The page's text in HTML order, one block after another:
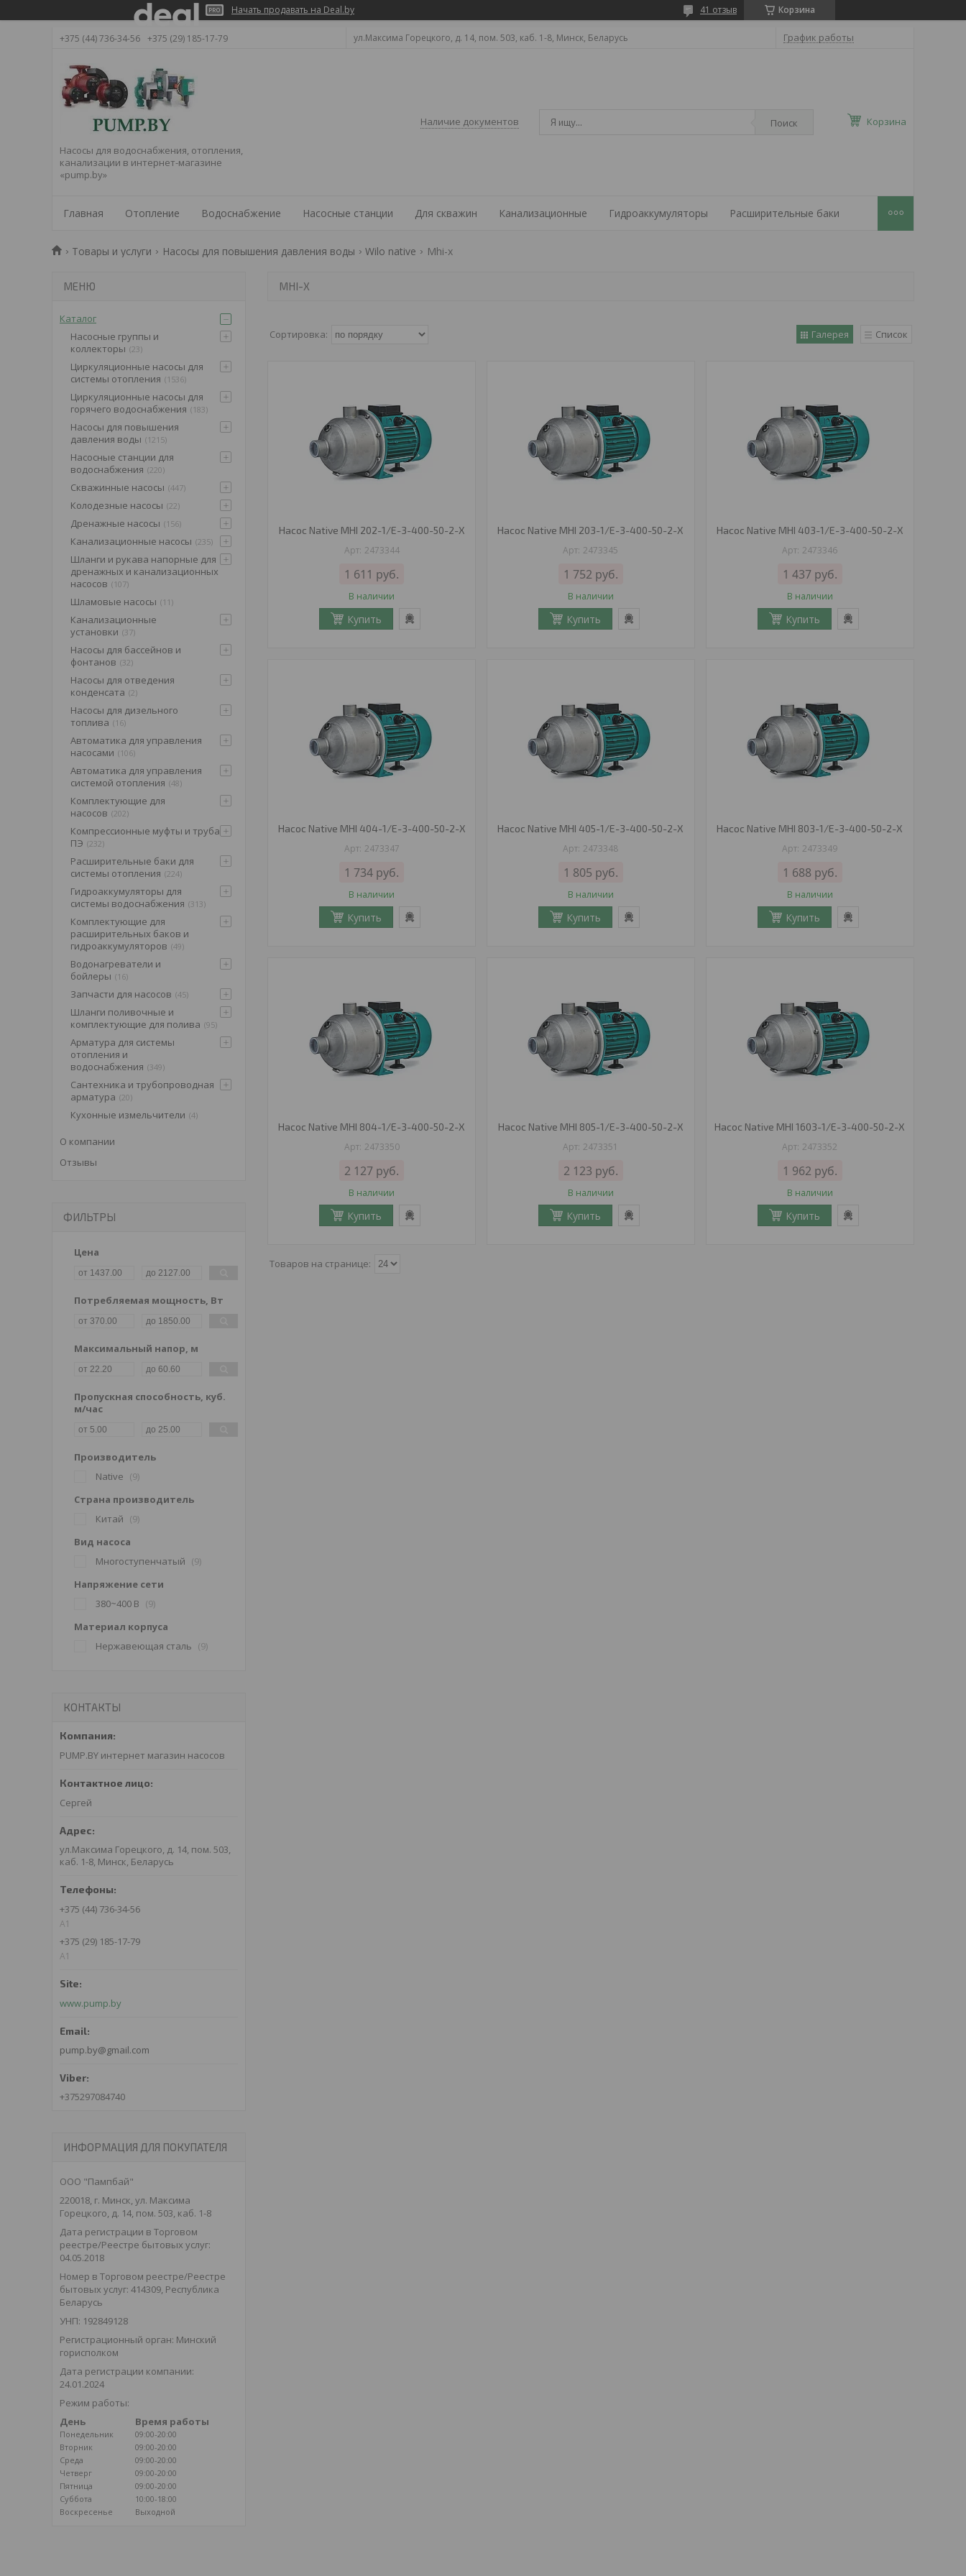
Начать продавать на Deal.by Корзина
41 отзыв
+375 (44) 736-34-56 +375 (29) 185-17-79 ул.Максима Горецкого, д. 14, пом. 503, каб. 1-8, Минск, Беларусь График работы
Насосы для водоснабжения, отопления,
канализации в интернет-магазине
«pump.by»
Наличие документов Поиск Корзина
Главная Отопление Водоснабжение Насосные станции Для скважин Канализационные Гидроаккумуляторы Расширительные баки
Товары и услуги Насосы для повышения давления воды Wilo native Mhi-x
MHI-X
Галерея Список
Насос Native MHI 202-1/E-3-400-50-2-X
2473344
1 611 руб.
В наличии
Купить
Насос Native MHI 203-1/E-3-400-50-2-X
2473345
1 752 руб.
В наличии
Купить
Насос Native MHI 403-1/E-3-400-50-2-X
2473346
1 437 руб.
В наличии
Купить
Насос Native MHI 404-1/E-3-400-50-2-X
2473347
1 734 руб.
В наличии
Купить
Насос Native MHI 405-1/E-3-400-50-2-X
2473348
1 805 руб.
В наличии
Купить
Насос Native MHI 803-1/E-3-400-50-2-X
2473349
1 688 руб.
В наличии
Купить
Насос Native MHI 804-1/E-3-400-50-2-X
2473350
2 127 руб.
В наличии
Купить
Насос Native MHI 805-1/E-3-400-50-2-X
2473351
2 123 руб.
В наличии
Купить
Насос Native MHI 1603-1/E-3-400-50-2-X
2473352
1 962 руб.
В наличии
Купить
Каталог
Насосные группы и
коллекторы 23
Циркуляционные насосы для
системы отопления
1536
Циркуляционные насосы для
горячего водоснабжения
183
Насосы для повышения
давления воды
1215
Насосные станции для
водоснабжения 220
Скважинные насосы 447
Колодезные насосы 22
Дренажные насосы 156
Канализационные насосы 235
Шланги и рукава напорные для
дренажных и канализационных
насосов
107
Шламовые насосы 11
Канализационные
установки 37
Насосы для бассейнов и
фонтанов 32
Насосы для отведения
конденсата 2
Насосы для дизельного
топлива
16
Автоматика для управления
насосами
106
Автоматика для управления
системой отопления 48
Комплектующие для
насосов 202
Компрессионные муфты и труба
ПЭ 232
Расширительные баки для
системы отопления 224
Гидроаккумуляторы для
системы водоснабжения 313
Комплектующие для
расширительных баков и
гидроаккумуляторов 49
Водонагреватели и
бойлеры
16
Запчасти для насосов 45
Шланги поливочные и
комплектующие для полива 95
Арматура для системы
отопления и
водоснабжения 349
Сантехника и трубопроводная
арматура 20
Кухонные измельчители 4
О компании
Отзывы
ФИЛЬТРЫ
Цена
Потребляемая мощность, Вт
Максимальный напор, м
Пропускная способность, куб.
м/час
Производитель
Native
9
Страна производитель
Китай
9
Вид насоса
Многоступенчатый
9
Напряжение сети
380~400 В
9
Материал корпуса
Нержавеющая сталь
9
КОНТАКТЫ
PUMP.BY интернет магазин насосов
Сергей
ул.Максима Горецкого, д. 14, пом. 503,
каб. 1-8, Минск, Беларусь
+375 (44) 736-34-56
A1
+375 (29) 185-17-79
A1
www.pump.by
pump.by@gmail.com
+375297084740
ИНФОРМАЦИЯ ДЛЯ ПОКУПАТЕЛЯ
ООО "Пампбай"
220018, г. Минск, ул. Максима
Горецкого, д. 14, пом. 503, каб. 1-8
Дата регистрации в Торговом
реестре/Реестре бытовых услуг:
04.05.2018
Номер в Торговом реестре/Реестре
бытовых услуг: 414309, Республика
Беларусь
УНП: 192849128
Регистрационный орган: Минский
горисполком
Дата регистрации компании:
24.01.2024
Режим работы:
День
Время работы
Понедельник
09:00-20:00
Вторник
09:00-20:00
Среда
09:00-20:00
Четверг
09:00-20:00
Пятница
09:00-20:00
Суббота
10:00-18:00
Воскресенье
Выходной